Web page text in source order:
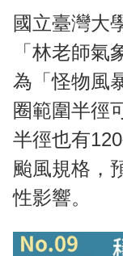
國立臺灣大
「林老師
為「怪物風
圈範圍半徑
半徑也有
颱風規格，
性影響。